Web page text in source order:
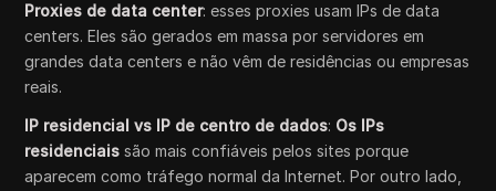
Proxies de data center: esses proxies usam IPs de data
centers. Eles são gerados em massa por servidores em
grandes data centers e não vêm de residências ou empresas
reais.
IP residencial vs IP de centro de dados: Os IPs
residenciais são mais confiáveis pelos sites porque
aparecem como tráfego normal da Internet. Por outro lado,